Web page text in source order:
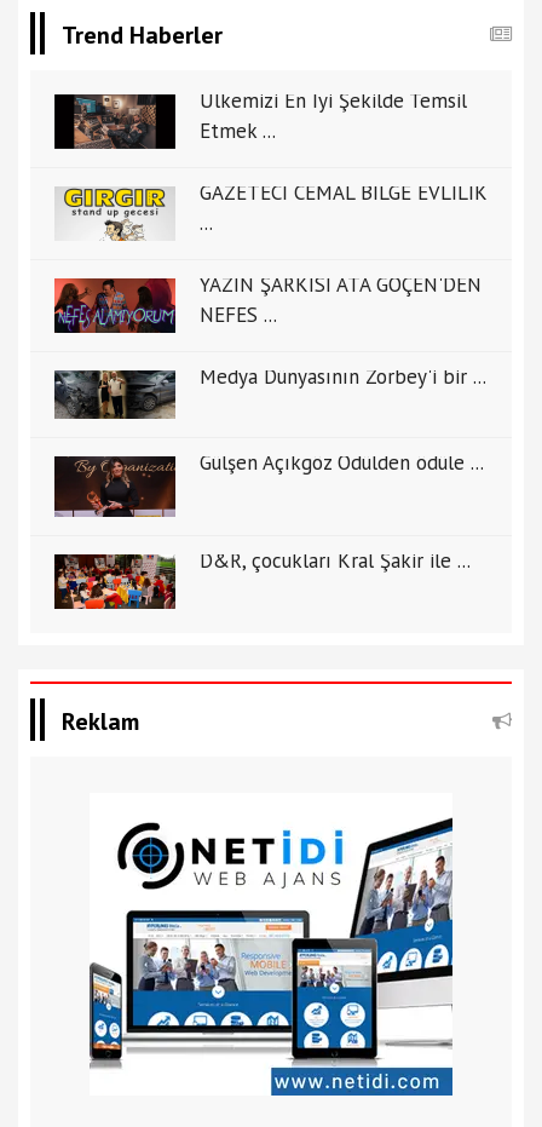
Trend Haberler
Ülkemizi En İyi Şekilde Temsil
Etmek ...
GAZETECİ CEMAL BİLGE EVLİLİK
...
YAZIN ŞARKISI ATA GÖÇEN'DEN
NEFES ...
Medya Dünyasının Zorbey'i bir ...
Gülşen Açıkgöz Ödülden ödüle ...
D&R, çocukları Kral Şakir ile ...
Reklam